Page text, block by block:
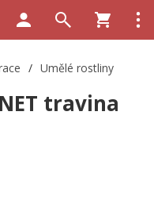
/ Umělé rostliny
travina